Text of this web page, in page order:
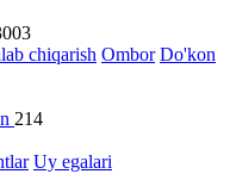
chiqarish Ombor Do'kon
214
Uy egalari